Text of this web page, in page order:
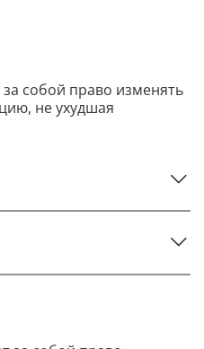
собой право изменять
не ухудшая